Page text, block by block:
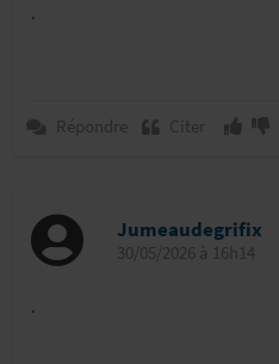
.
Répondre Citer
Jumeaudegrifix
30/05/2026 à 16h14
.